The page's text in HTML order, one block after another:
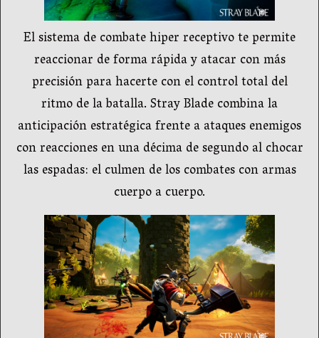
El sistema de combate hiper receptivo te permite
reaccionar de forma rápida y atacar con más
precisión para hacerte con el control total del
ritmo de la batalla. Stray Blade combina la
anticipación estratégica frente a ataques enemigos
con reacciones en una décima de segundo al chocar
las espadas: el culmen de los combates con armas
cuerpo a cuerpo.